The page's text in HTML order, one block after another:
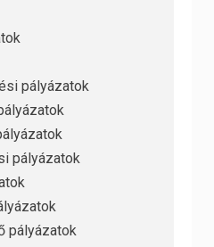
pályázatok
pályázatok
pályázatok